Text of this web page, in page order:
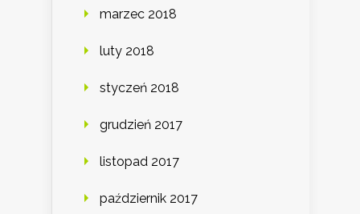
marzec 2018
luty 2018
styczeń 2018
grudzień 2017
listopad 2017
październik 2017